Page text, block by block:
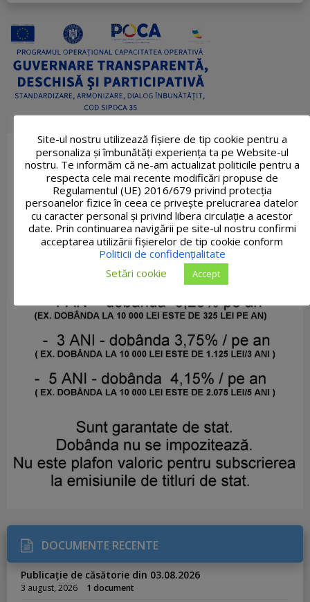
DOCUMENTE RECENTE
Publicație de căsătorie din 03.08.2026
3 august, 2026 1 document
Site-ul nostru utilizează fişiere de tip cookie pentru a
personaliza și îmbunătăți experiența ta pe Website-ul
nostru. Te informăm că ne-am actualizat politicile pentru a
respecta cele mai recente modificări propuse de
Regulamentul (UE) 2016/679 privind protecția
persoanelor fizice în ceea ce privește prelucrarea datelor
cu caracter personal și privind libera circulație a acestor
date. Prin continuarea navigării pe site-ul nostru confirmi
acceptarea utilizării fişierelor de tip cookie conform
Politicii de confidențialitate
Setări cookie
Accept